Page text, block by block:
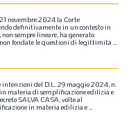
21 novembre2024 la Corte
definitivamentein un contestoin
non sempre lineare, ha generato
non fondate lequestioni di legittimità ...
intenzioni del D.L.29 maggio2024, n.
in materia di semplificazioneedilizia e
SALVA CASA,volteal
in materia edilizia e...